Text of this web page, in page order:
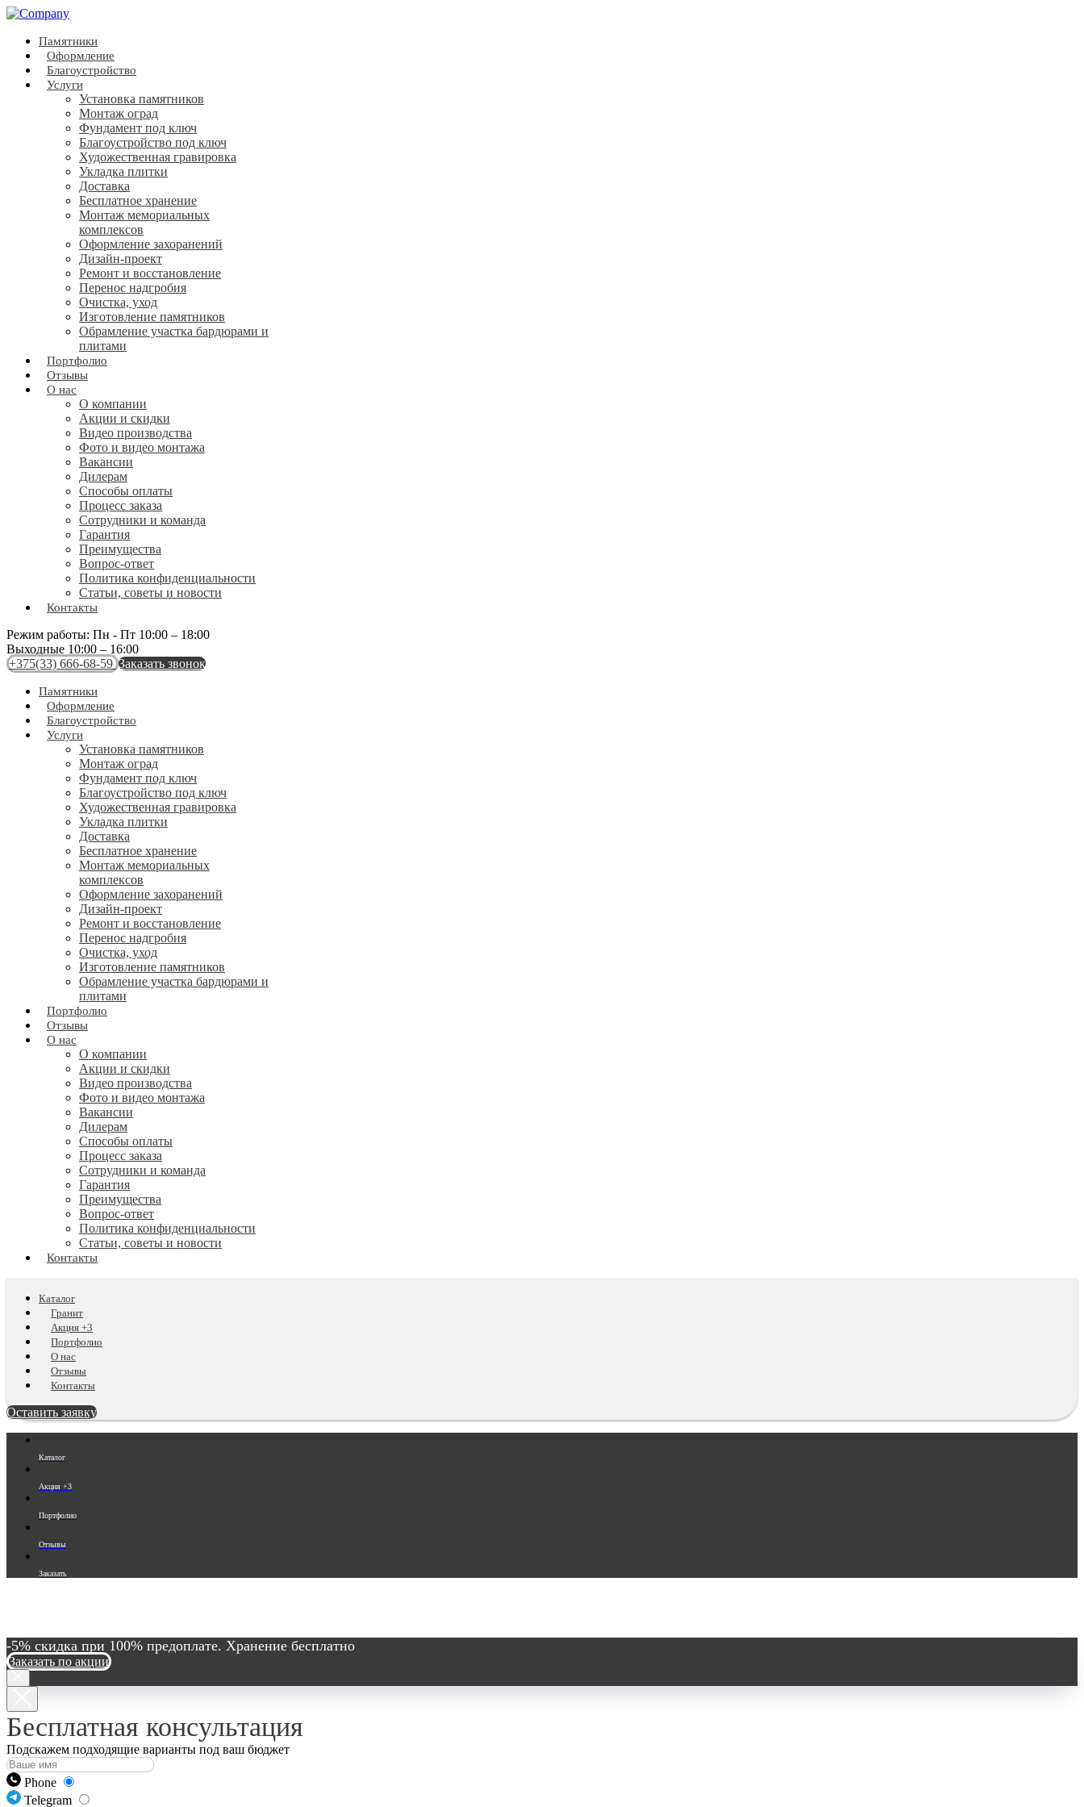
Памятники
Оформление
Благоустройство
Услуги
Установка памятников
Монтаж оград
Фундамент под ключ
Благоустройство под ключ
Художественная гравировка
Укладка плитки
Доставка
Бесплатное хранение
Монтаж мемориальных
комплексов
Оформление захоранений
Дизайн-проект
Ремонт и восстановление
Перенос надгробия
Очистка, уход
Изготовление памятников
Обрамление участка бардюрами и
плитами
Портфолио
Отзывы
О нас
О компании
Акции и скидки
Видео производства
Фото и видео монтажа
Вакансии
Дилерам
Способы оплаты
Процесс заказа
Сотрудники и команда
Гарантия
Преимущества
Вопрос-ответ
Политика конфиденциальности
Статьи, советы и новости
Контакты
Режим работы: Пн - Пт 10:00 – 18:00
Выходные 10:00 – 16:00
+375(33) 666-68-59 Заказать звонок
Памятники
Оформление
Благоустройство
Услуги
Установка памятников
Монтаж оград
Фундамент под ключ
Благоустройство под ключ
Художественная гравировка
Укладка плитки
Доставка
Бесплатное хранение
Монтаж мемориальных
комплексов
Оформление захоранений
Дизайн-проект
Ремонт и восстановление
Перенос надгробия
Очистка, уход
Изготовление памятников
Обрамление участка бардюрами и
плитами
Портфолио
Отзывы
О нас
О компании
Акции и скидки
Видео производства
Фото и видео монтажа
Вакансии
Дилерам
Способы оплаты
Процесс заказа
Сотрудники и команда
Гарантия
Преимущества
Вопрос-ответ
Политика конфиденциальности
Статьи, советы и новости
Контакты
Каталог
Гранит
Акция +3
Портфолио
О нас
Отзывы
Контакты
Оставить заявку
Каталог
Акция +3
Портфолио
Отзывы
Заказать
-5% скидка при 100% предоплате. Хранение бесплатно
Заказать по акции
Бесплатная консультация
Подскажем подходящие варианты под ваш бюджет
Phone
Telegram